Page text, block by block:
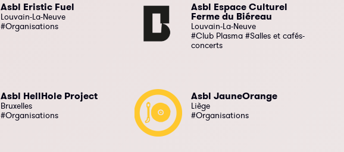
Asbl Eristic Fuel
Louvain-La-Neuve
#Organisations
Asbl Espace Culturel
Ferme du Biéreau
Louvain-La-Neuve
#Club Plasma #Salles et cafés-
concerts
Asbl HellHole Project
Bruxelles
#Organisations
Asbl JauneOrange
Liège
#Organisations